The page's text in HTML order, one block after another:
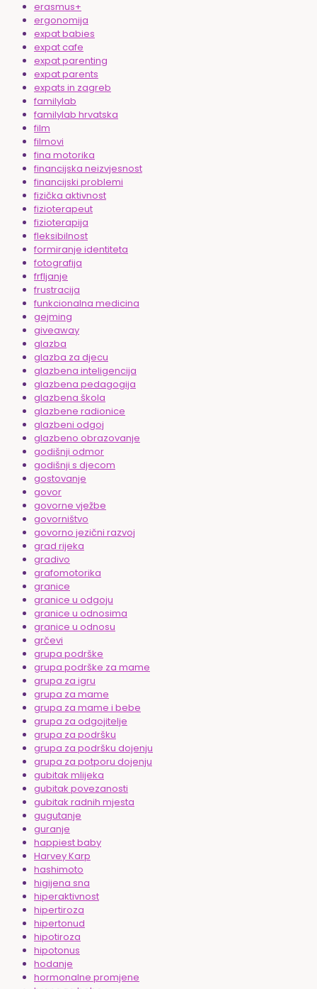
erasmus+
ergonomija
expat babies
expat cafe
expat parenting
expat parents
expats in zagreb
familylab
familylab hrvatska
film
filmovi
fina motorika
financijska neizvjesnost
financijski problemi
fizička aktivnost
fizioterapeut
fizioterapija
fleksibilnost
formiranje identiteta
fotografija
frfljanje
frustracija
funkcionalna medicina
gejming
giveaway
glazba
glazba za djecu
glazbena inteligencija
glazbena pedagogija
glazbena škola
glazbene radionice
glazbeni odgoj
glazbeno obrazovanje
godišnji odmor
godišnji s djecom
gostovanje
govor
govorne vježbe
govorništvo
govorno jezični razvoj
grad rijeka
gradivo
grafomotorika
granice
granice u odgoju
granice u odnosima
granice u odnosu
grčevi
grupa podrške
grupa podrške za mame
grupa za igru
grupa za mame
grupa za mame i bebe
grupa za odgojitelje
grupa za podršku
grupa za podršku dojenju
grupa za potporu dojenju
gubitak mlijeka
gubitak povezanosti
gubitak radnih mjesta
gugutanje
guranje
happiest baby
Harvey Karp
hashimoto
higijena sna
hiperaktivnost
hipertiroza
hipertonud
hipotiroza
hipotonus
hodanje
hormonalne promjene